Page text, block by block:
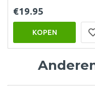
€19.95
KOPEN